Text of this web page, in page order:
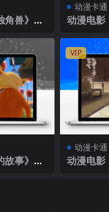
角兽》解
动漫卡通
动漫电影
故事》解
VIP
动漫卡通
动漫电影